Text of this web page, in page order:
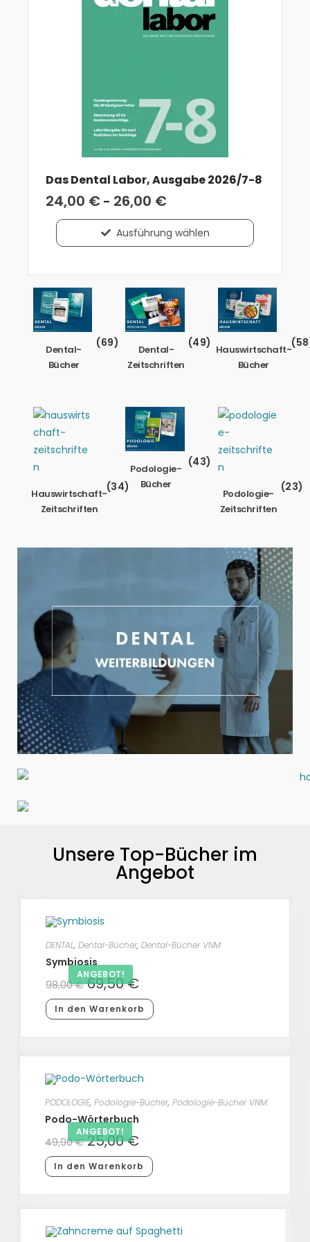
Das Dental Labor, Ausgabe 2026/7-8
24,00 € - 26,00 €
Ausführung wählen
Dental-
Bücher
(69)
Dental-
Zeitschriften
(49)
Hauswirtschaft-
Bücher
Hauswirtschaft-
Zeitschriften
(34)
Podologie-
Bücher
(43)
Podologie-
Zeitschriften
(23)
Unsere Top-Bücher im
Angebot
ANGEBOT!
DENTAL,Dental-Bücher,Dental-Bücher VNM
Symbiosis
98,00€ 69,50€
In den Warenkorb
ANGEBOT!
PODOLOGIE,Podologie-Bücher,Podologie-Bücher VNM
Podo-Wörterbuch
49,90€ 25,00€
In den Warenkorb